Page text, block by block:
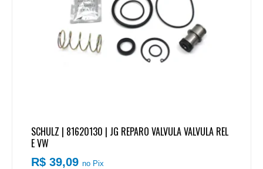
SCHULZ | 81620130 | JG REPARO VALVULA VALVULA REL
E VW
R$ 39,09no Pix